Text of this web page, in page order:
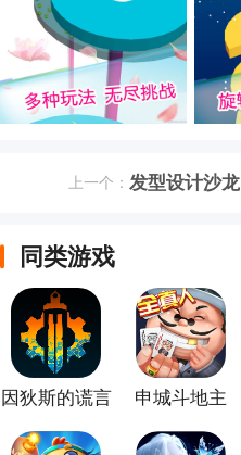
上一个： 发型设计沙龙
同类游戏
因狄斯的谎言 申城斗地主